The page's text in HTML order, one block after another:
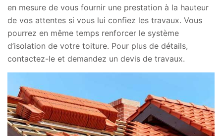
en mesure de vous fournir une prestation à la hauteur
de vos attentes si vous lui confiez les travaux. Vous
pourrez en même temps renforcer le système
d’isolation de votre toiture. Pour plus de détails,
contactez-le et demandez un devis de travaux.